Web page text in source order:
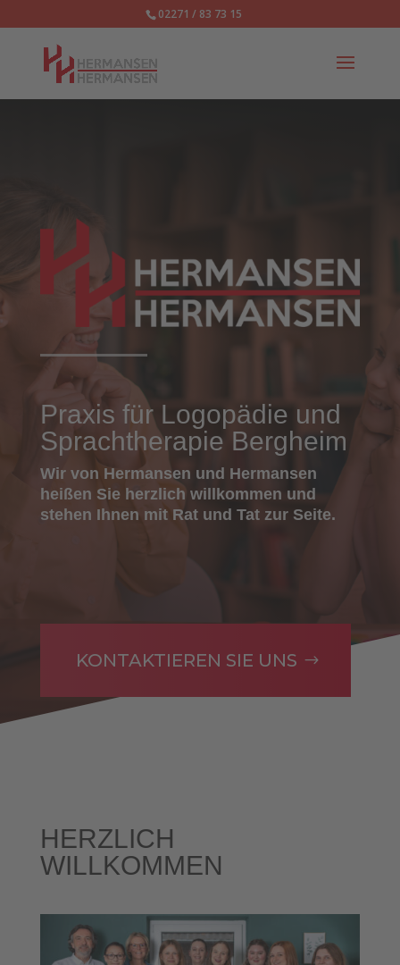
02271 / 83 73 15
Praxis für Logopädie und
Sprachtherapie Bergheim
Wir von Hermansen und Hermansen
heißen Sie herzlich willkommen und
stehen Ihnen mit Rat und Tat zur Seite.
KONTAKTIEREN SIE UNS
HERZLICH
WILLKOMMEN